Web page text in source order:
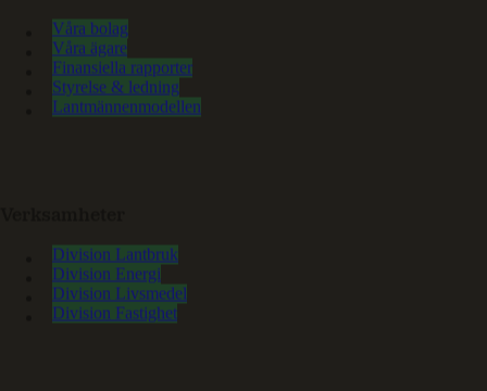
Våra bolag
Våra ägare
Finansiella rapporter
Styrelse & ledning
Lantmännenmodellen
Division Lantbruk
Division Energi
Division Livsmedel
Division Fastighet